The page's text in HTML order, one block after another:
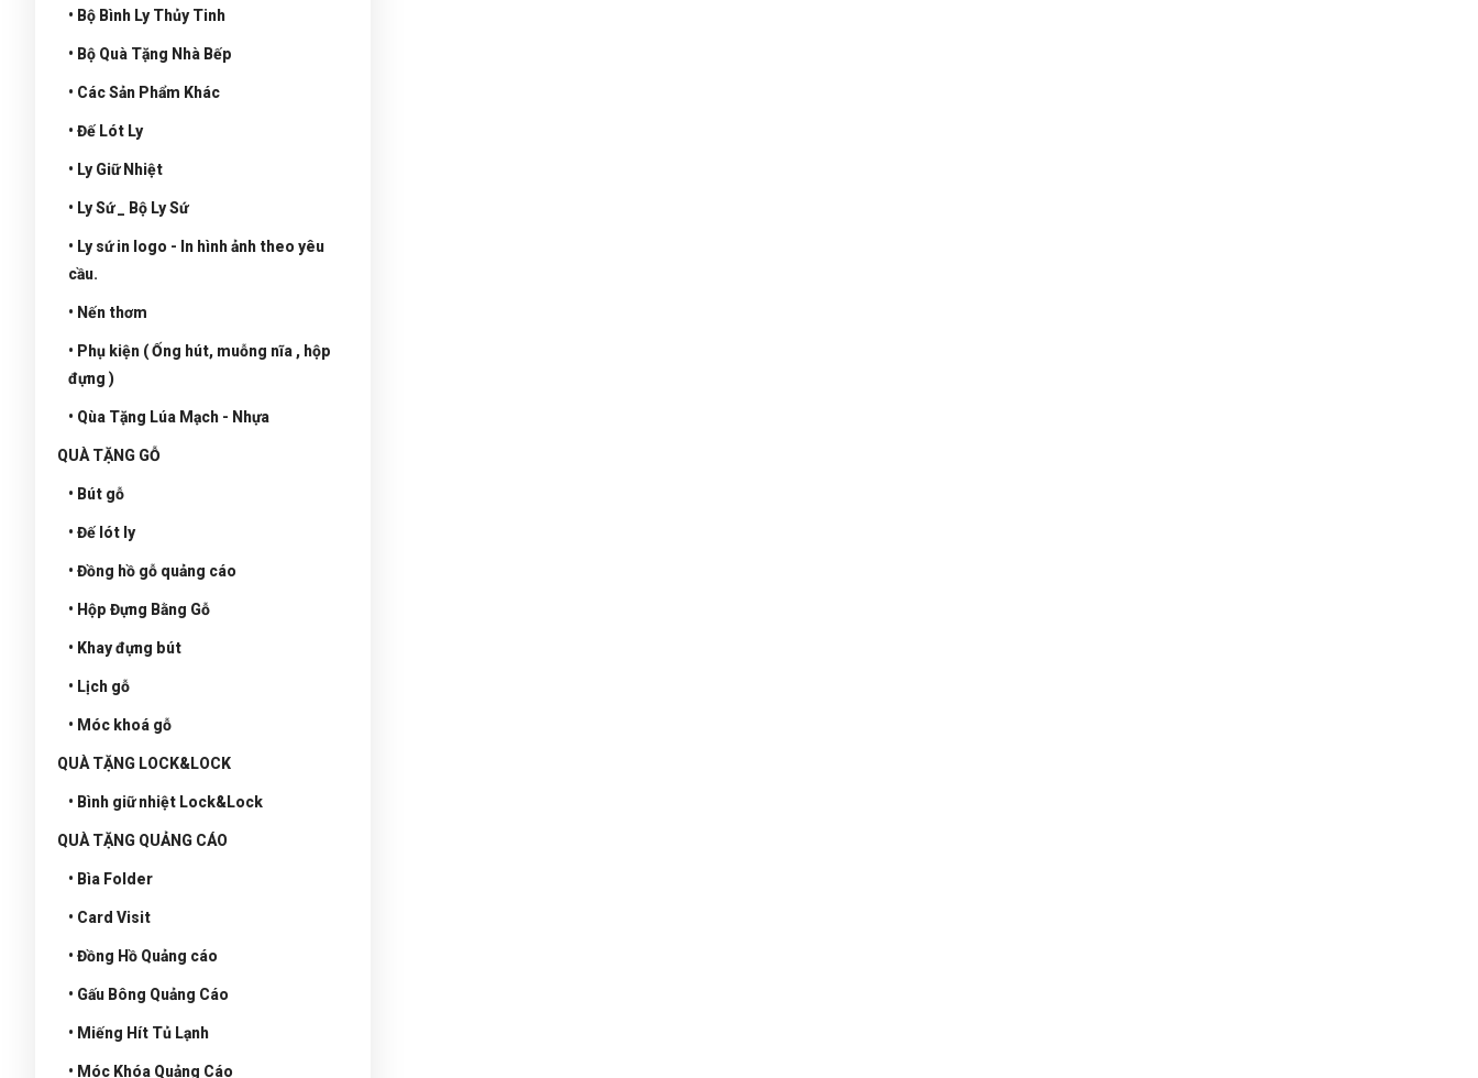
• Bộ Bình Ly Thủy Tinh
• Bộ Quà Tặng Nhà Bếp
• Các Sản Phẩm Khác
• Đế Lót Ly
• Ly Giữ Nhiệt
• Ly Sứ _ Bộ Ly Sứ
• Ly sứ in logo - In hình ảnh theo yêu
cầu.
• Nến thơm
• Phụ kiện ( Ống hút, muỗng nĩa , hộp
đựng )
• Qùa Tặng Lúa Mạch - Nhựa
QUÀ TẶNG GỖ
• Bút gỗ
• Đế lót ly
• Đồng hồ gỗ quảng cáo
• Hộp Đựng Bằng Gỗ
• Khay đựng bút
• Lịch gỗ
• Móc khoá gỗ
QUÀ TẶNG LOCK&LOCK
• Bình giữ nhiệt Lock&Lock
QUÀ TẶNG QUẢNG CÁO
• Bìa Folder
• Card Visit
• Đồng Hồ Quảng cáo
• Gấu Bông Quảng Cáo
• Miếng Hít Tủ Lạnh
• Móc Khóa Quảng Cáo